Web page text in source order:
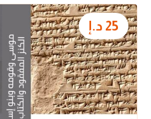
25 د.إ